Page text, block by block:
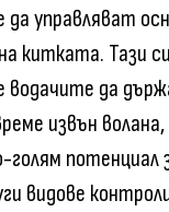
управляват
китката. Тази
водачите да
извън
потенциал
видове